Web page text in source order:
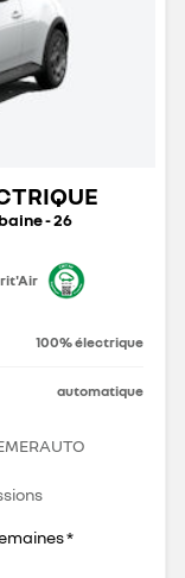
- 26
100% électrique
automatique
*